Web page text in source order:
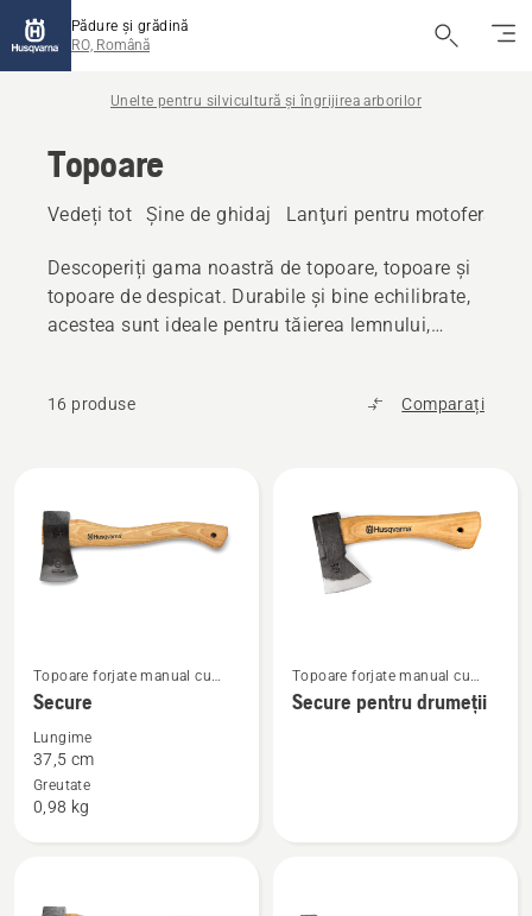
Pădure și grădină
RO, Română
Unelte pentru silvicultură și îngrijirea arborilor
Topoare
Vedeți tot Șine de ghidaj Lanţuri pentru
Descoperiți gama noastră de topoare, topoare și
topoare de despicat. Durabile și bine echilibrate,
acestea sunt ideale pentru tăierea lemnului,
16 produse Comparați
produsele
Vezi
mai
detalii
despre
Secure
Topoare forjate manual cu
mâner din lemn
Secure
Lungime
37,5 cm
Greutate
0,98 kg
Vezi
mai
Topoare forjate manual cu
mâner din lemn
Secure pentru drumeții